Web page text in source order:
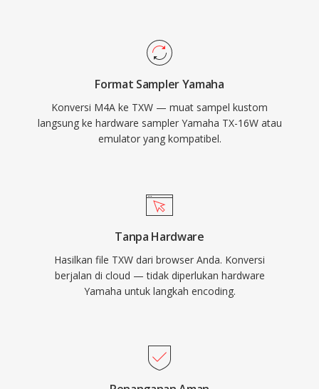
Format Sampler Yamaha
Konversi M4A ke TXW — muat sampel kustom
langsung ke hardware sampler Yamaha TX-16W atau
emulator yang kompatibel.
Tanpa Hardware
Hasilkan file TXW dari browser Anda. Konversi
berjalan di cloud — tidak diperlukan hardware
Yamaha untuk langkah encoding.